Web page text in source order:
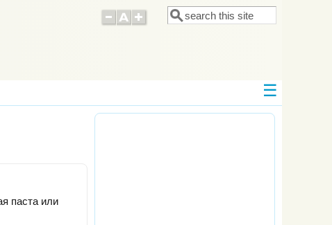
Форма поиска
Поиск
паста или